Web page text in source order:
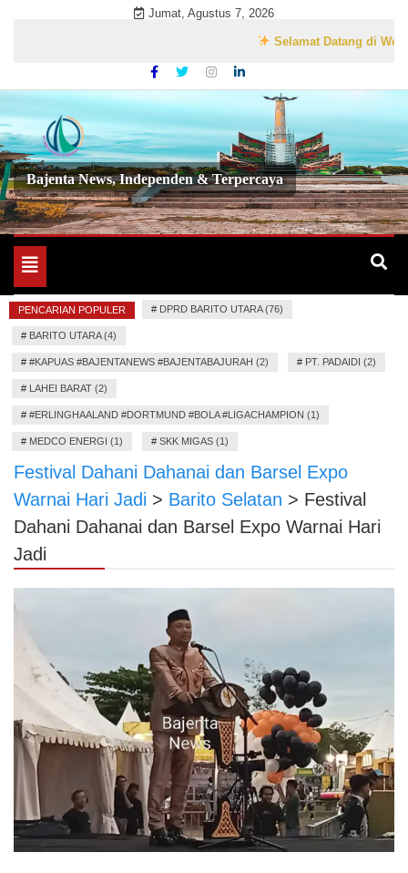
Jumat, Agustus 7, 2026
Selamat Datang di Website
Bajenta News, Independen & Terpercaya
Toggle
navigation
PENCARIAN POPULER # DPRD BARITO UTARA (76)
# BARITO UTARA (4)
# #KAPUAS #BAJENTANEWS #BAJENTABAJURAH (2) # PT. PADAIDI (2)
# LAHEI BARAT (2)
# #ERLINGHAALAND #DORTMUND #BOLA #LIGACHAMPION (1)
# MEDCO ENERGI (1) # SKK MIGAS (1)
Festival Dahani Dahanai dan Barsel Expo
Warnai Hari Jadi > Barito Selatan > Festival
Dahani Dahanai dan Barsel Expo Warnai Hari
Jadi